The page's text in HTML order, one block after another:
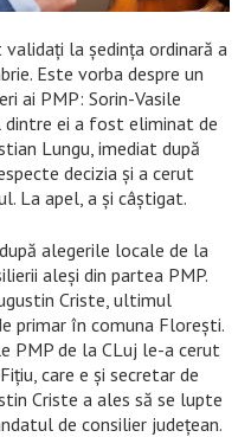
la ședința ordinară a
Este vorba despre un
ai PMP: Sorin-Vasile
dintre ei a fost eliminat de
Lungu, imediat după
decizia și a cerut
La apel, a și câștigat.
alegerile locale de la
aleși din partea PMP.
Criste, ultimul
primar în comuna Florești.
PMP de la CLuj le-a cerut
care e și secretar de
Criste a ales să se lupte
de consilier județean.